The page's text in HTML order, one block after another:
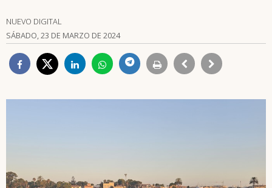
NUEVO DIGITAL
SÁBADO, 23 DE MARZO DE 2024